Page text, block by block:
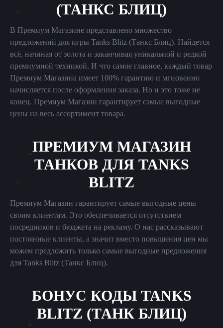
(ТАНКС БЛИЦ)
В Премиум Магазине представлено множество
предложений для игры Tanks Blitz (Танкс Блиц). Найдется
всё, начиная от золота и заканчивая уникальной и редкой
премиумной техникой. И что самое главное, каждый товар
Премиум Магазина имеет 100% гарантию и мгновенно
начисляется после оформления заказа. Но и это тоже не
конец. Премиум Магазин гарантирует самые выгодные
цены на весь ассортимент товара.
ПРЕМИУМ МАГАЗИН
ТАНКОВ ДЛЯ TANKS
BLITZ
Премиум Магазин гарантирует самые выгодные цены
своим клиентам. Это обеспечивается отсутствием
посредников и бюджета на рекламу. О нас рассказывают
постоянные клиенты, а значит вместо повышения цен мы
можем предложить только самые выгодные предложения
для Tanks Blitz (Танкс Блиц).
БОНУС КОДЫ TANKS
BLITZ (ТАНК БЛИЦ)